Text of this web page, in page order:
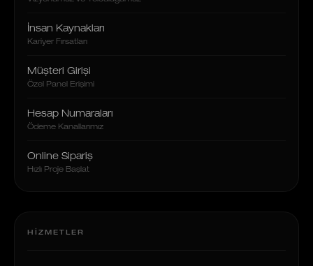
İnsan Kaynakları
Kariyer Fırsatları
Müşteri Girişi
Özel Panel Erişimi
Hesap Numaraları
Ödeme Kanallarımız
Online Sipariş
Hızlı Proje Başlat
HIZMETLER